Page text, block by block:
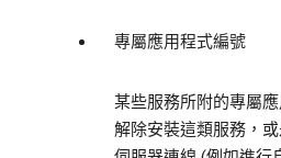
專屬應用程式編號
某些服務所附的專屬
解除安裝這類服務，